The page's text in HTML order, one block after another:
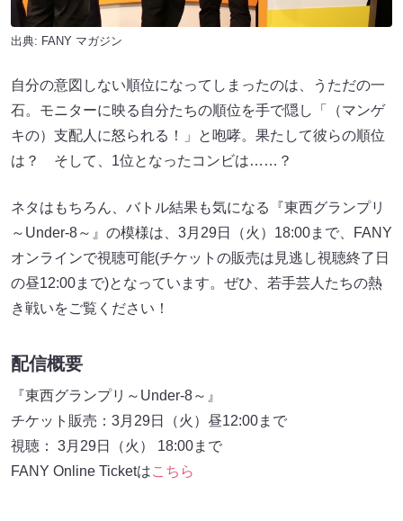
出典: FANY マガジン
自分の意図しない順位になってしまったのは、うただの一
石。モニターに映る自分たちの順位を手で隠し「（マンゲ
キの）支配人に怒られる！」と咆哮。果たして彼らの順位
は？ そして、1位となったコンビは……？
ネタはもちろん、バトル結果も気になる『東西グランプリ
～Under-8～』の模様は、3月29日（火）18:00まで、FANY
オンラインで視聴可能(チケットの販売は見逃し視聴終了日
の昼12:00まで)となっています。ぜひ、若手芸人たちの熱
き戦いをご覧ください！
配信概要
『東西グランプリ～Under-8～』
チケット販売：3月29日（火）昼12:00まで
視聴： 3月29日（火） 18:00まで
FANY Online Ticketはこちら